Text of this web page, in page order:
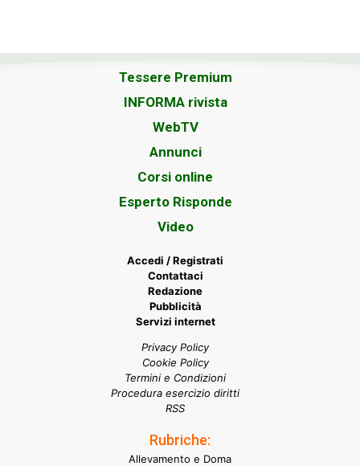
Tessere Premium
INFORMA rivista
WebTV
Annunci
Corsi online
Esperto Risponde
Video
Accedi / Registrati
Contattaci
Redazione
Pubblicità
Servizi internet
Privacy Policy
Cookie Policy
Termini e Condizioni
Procedura esercizio diritti
RSS
Rubriche:
Allevamento e Doma